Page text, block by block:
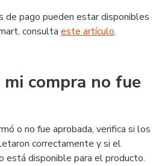
de pago pueden estar disponibles
consulta este artículo.
mi compra no fue
o no fue aprobada, verifica si los
correctamente y si el
está disponible para el producto.